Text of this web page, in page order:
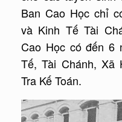
Ban Cao Học chỉ
và Kinh Tế Tài
Cao Học có đến 6
Tế, Tài Chánh, Xã
Tra Kế Toán.